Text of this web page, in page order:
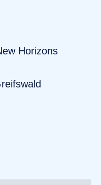
Horizons